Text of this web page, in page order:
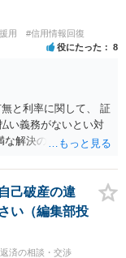
用 #信用情報回復
役にたった 8
と利率に関して、 証
い義務がないとい対
な解決のため、一定程
、あらためて弁護士
己破産の違
い（編集部投
済の相談・交渉